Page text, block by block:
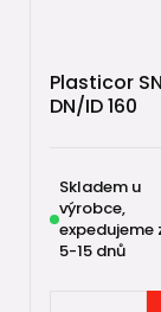
Plasticor
DN/ID 160
Skladem u
výrobce,
expedujeme
5-15 dnů